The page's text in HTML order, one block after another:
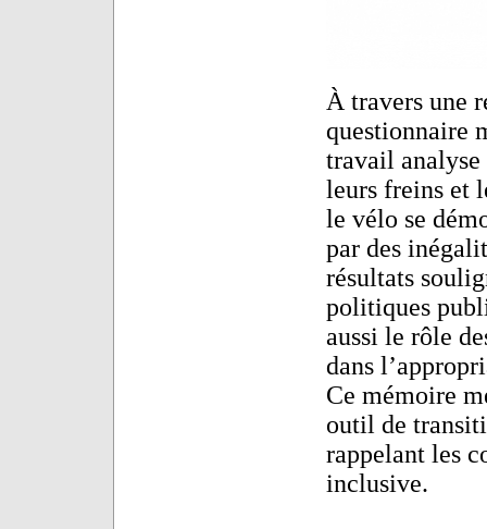
À travers une
questionnaire
travail
leurs freins et
le vélo se
par des
résultats
politiques
aussi le rôle
dans
Ce mémoire
outil de
rappelant les
inclusive.